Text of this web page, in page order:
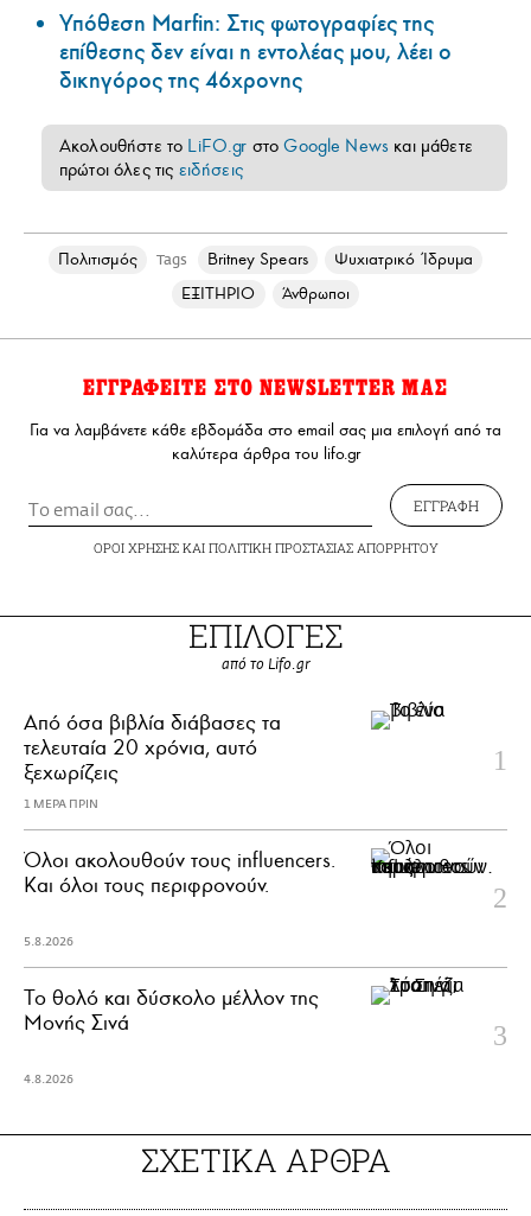
Υπόθεση Marfin: Στις φωτογραφίες της
επίθεσης δεν είναι η εντολέας μου, λέει ο
δικηγόρος της 46χρονης
Ακολουθήστε το LiFO.gr στοGoogle News και μάθετε
πρώτοι όλες τις ειδήσεις
Πολιτισμός Tags Britney Spears
Ψυχιατρικό Ίδρυμα
ΕΞΙΤΗΡΙΟ
Άνθρωποι
ΕΓΓΡΑΦΕΙΤΕ ΣΤΟ NEWSLETTER ΜΑΣ
Για να λαμβάνετε κάθε εβδομάδα στο email σας μια επιλογή από τα
καλύτερα άρθρα του lifo.gr
ΕΓΓΡΑΦΗ
ΟΡΟΙ ΧΡΗΣΗΣΚΑΙ ΠΟΛΙΤΙΚΗ ΠΡΟΣΤΑΣΙΑΣ ΑΠΟΡΡΗΤΟΥ
ΕΠΙΛΟΓΕΣ
από το Lifo.gr
Από όσα βιβλία διάβασες τα
τελευταία 20 χρόνια, αυτό
ξεχωρίζεις
1 ΜΕΡΑ ΠΡΙΝ
Όλοι ακολουθούν τους influencers.
Και όλοι τους περιφρονούν.
5.8.2026
Το θολό και δύσκολο μέλλον της
Μονής Σινά
4.8.2026
ΣΧΕΤΙΚΑ ΑΡΘΡΑ